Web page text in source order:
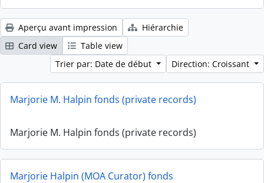
Aperçu avant impression
Hiérarchie
Card view
Table view
Trier par: Date de début
Direction: Croissant
Marjorie M. Halpin fonds (private records)
Marjorie M. Halpin fonds (private records)
Marjorie Halpin (MOA Curator) fonds